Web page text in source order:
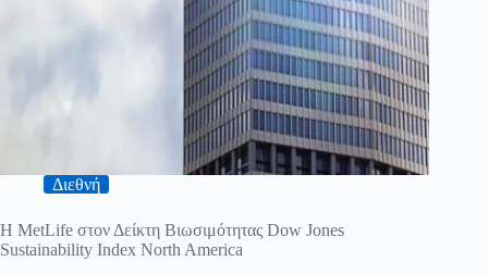
Διεθνή
Η MetLife στον Δείκτη Βιωσιμότητας Dow Jones
Sustainability Index North America